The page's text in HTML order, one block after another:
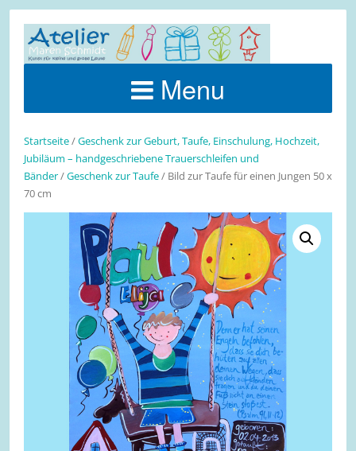
Menu
Startseite/Geschenk zur Geburt, Taufe, Einschulung, Hochzeit,
Jubiläum – handgeschriebene Trauerschleifen und
Bänder/Geschenk zur Taufe/ Bild zur Taufe für einen Jungen 50 x
70 cm